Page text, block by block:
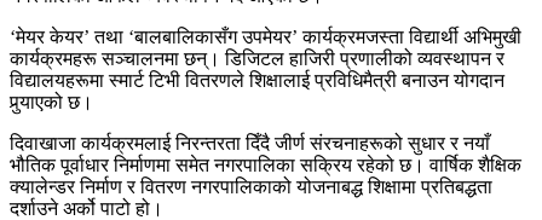
‘मेयर केयर’ तथा ‘बालबालिकासँग उपमेयर’ कार्यक्रमजस्ता विद्यार्थी अभिमुखी
कार्यक्रमहरू सञ्चालनमा छन्। डिजिटल हाजिरी प्रणालीको व्यवस्थापन र
विद्यालयहरूमा स्मार्ट टिभी वितरणले शिक्षालाई प्रविधिमैत्री बनाउन योगदान
पुर्‍याएको छ।
दिवाखाजा कार्यक्रमलाई निरन्तरता दिँदै जीर्ण संरचनाहरूको सुधार र नयाँ
भौतिक पूर्वाधार निर्माणमा समेत नगरपालिका सक्रिय रहेको छ। वार्षिक शैक्षिक
क्यालेन्डर निर्माण र वितरण नगरपालिकाको योजनाबद्ध शिक्षामा प्रतिबद्धता
दर्शाउने अर्को पाटो हो।